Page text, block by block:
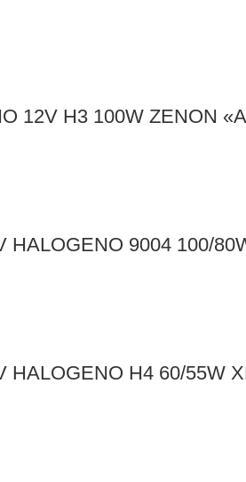
12V H3 100W ZENON
HALOGENO 9004 100/
HALOGENO H4 60/55W